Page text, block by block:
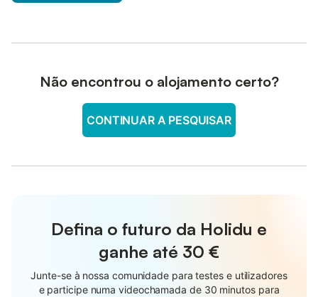
Não encontrou o alojamento certo?
CONTINUAR A PESQUISAR
Defina o futuro da Holidu e
ganhe até 30 €
Junte-se à nossa comunidade para testes e utilizadores
e participe numa videochamada de 30 minutos para